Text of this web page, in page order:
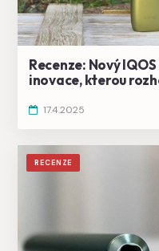
Recenze: Nový
inovace, kterou
17.4.2025
RECENZE